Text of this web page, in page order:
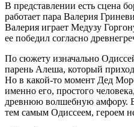
В представлении есть сцена
работает пара Валерия
Валерия играет Медузу
ее победил согласно
По сюжету изначально
парень Алеша, который
Но в какой-то момент Дед
именно его, простого
древнюю волшебную амфору. В
тем самым Одиссеем, героем